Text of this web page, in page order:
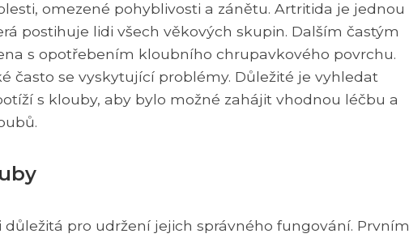
omezené pohyblivosti a zánětu. Artritida je jednou
postihuje lidi všech věkových skupin. Dalším častým
s opotřebením kloubního chrupavkového povrchu.
často se vyskytující problémy. Důležité je vyhledat
s klouby, aby bylo možné zahájit vhodnou léčbu a
pro udržení jejich správného fungování. Prvním